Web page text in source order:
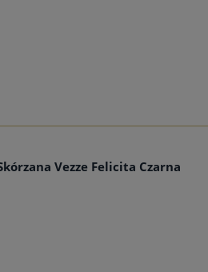
Vezze Felicita Czarna